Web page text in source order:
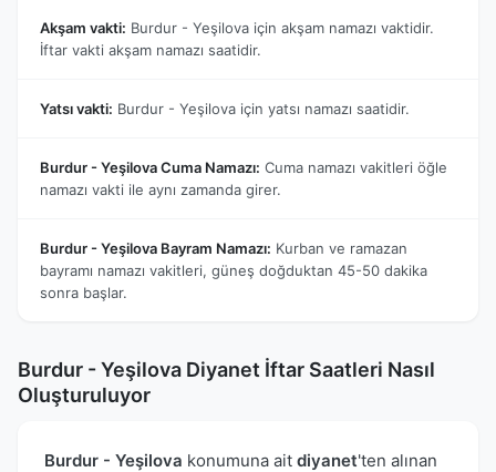
Akşam vakti: Burdur - Yeşilova için akşam namazı vaktidir.
İftar vakti akşam namazı saatidir.
Yatsı vakti: Burdur - Yeşilova için yatsı namazı saatidir.
Burdur - Yeşilova Cuma Namazı: Cuma namazı vakitleri öğle
namazı vakti ile aynı zamanda girer.
Burdur - Yeşilova Bayram Namazı: Kurban ve ramazan
bayramı namazı vakitleri, güneş doğduktan 45-50 dakika
sonra başlar.
Burdur - Yeşilova Diyanet İftar Saatleri Nasıl
Oluşturuluyor
Burdur - Yeşilova konumuna ait diyanet'ten alınan